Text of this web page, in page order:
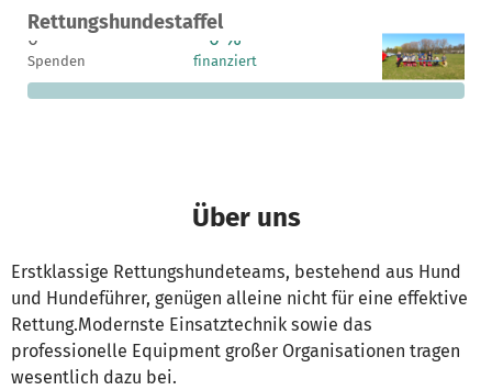
Rettungshundestaffel
Ein Projekt in Kriegsfeld, Deutschland
0
Spenden
0 %
finanziert
1.000 €
fehlen noch
Über uns
Erstklassige Rettungshundeteams, bestehend aus Hund
und Hundeführer, genügen alleine nicht für eine effektive
Rettung.Modernste Einsatztechnik sowie das
professionelle Equipment großer Organisationen tragen
wesentlich dazu bei.